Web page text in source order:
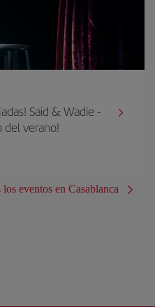
Said & Wadie -
del verano!
eventos en Casablanca